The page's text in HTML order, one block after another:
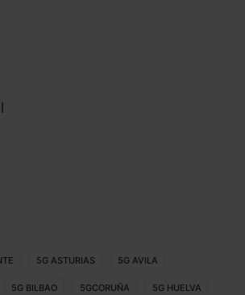
5G ASTURIAS 5G AVILA
5G BILBAO 5GCORUÑA 5G HUELVA